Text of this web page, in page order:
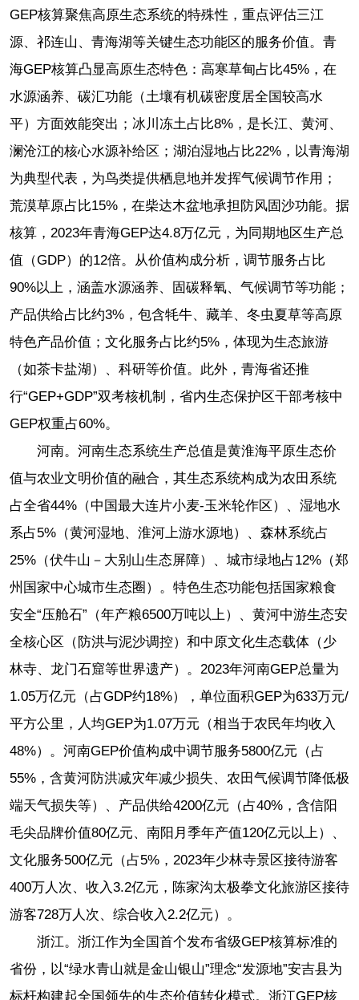
GEP核算聚焦高原生态系统的特殊性，重点评估三江
源、祁连山、青海湖等关键生态功能区的服务价值。青
海GEP核算凸显高原生态特色：高寒草甸占比45%，在
水源涵养、碳汇功能（土壤有机碳密度居全国较高水
平）方面效能突出；冰川冻土占比8%，是长江、黄河、
澜沧江的核心水源补给区；湖泊湿地占比22%，以青海湖
为典型代表，为鸟类提供栖息地并发挥气候调节作用；
荒漠草原占比15%，在柴达木盆地承担防风固沙功能。据
核算，2023年青海GEP达4.8万亿元，为同期地区生产总
值（GDP）的12倍。从价值构成分析，调节服务占比
90%以上，涵盖水源涵养、固碳释氧、气候调节等功能；
产品供给占比约3%，包含牦牛、藏羊、冬虫夏草等高原
特色产品价值；文化服务占比约5%，体现为生态旅游
（如茶卡盐湖）、科研等价值。此外，青海省还推
行“GEP+GDP”双考核机制，省内生态保护区干部考核中
GEP权重占60%。
河南。河南生态系统生产总值是黄淮海平原生态价
值与农业文明价值的融合，其生态系统构成为农田系统
占全省44%（中国最大连片小麦-玉米轮作区）、湿地水
系占5%（黄河湿地、淮河上游水源地）、森林系统占
25%（伏牛山－大别山生态屏障）、城市绿地占12%（郑
州国家中心城市生态圈）。特色生态功能包括国家粮食
安全“压舱石”（年产粮6500万吨以上）、黄河中游生态安
全核心区（防洪与泥沙调控）和中原文化生态载体（少
林寺、龙门石窟等世界遗产）。2023年河南GEP总量为
1.05万亿元（占GDP约18%），单位面积GEP为633万元/
平方公里，人均GEP为1.07万元（相当于农民年均收入
48%）。河南GEP价值构成中调节服务5800亿元（占
55%，含黄河防洪减灾年减少损失、农田气候调节降低极
端天气损失等）、产品供给4200亿元（占40%，含信阳
毛尖品牌价值80亿元、南阳月季年产值120亿元以上）、
文化服务500亿元（占5%，2023年少林寺景区接待游客
400万人次、收入3.2亿元，陈家沟太极拳文化旅游区接待
游客728万人次、综合收入2.2亿元）。
浙江。浙江作为全国首个发布省级GEP核算标准的
省份，以“绿水青山就是金山银山”理念“发源地”安吉县为
标杆构建起全国领先的生态价值转化模式。浙江GEP核